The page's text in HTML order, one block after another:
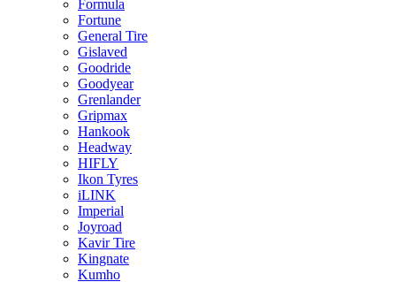
Formula
Fortune
General Tire
Gislaved
Goodride
Goodyear
Grenlander
Gripmax
Hankook
Headway
HIFLY
Ikon Tyres
iLINK
Imperial
Joyroad
Kavir Tire
Kingnate
Kumho